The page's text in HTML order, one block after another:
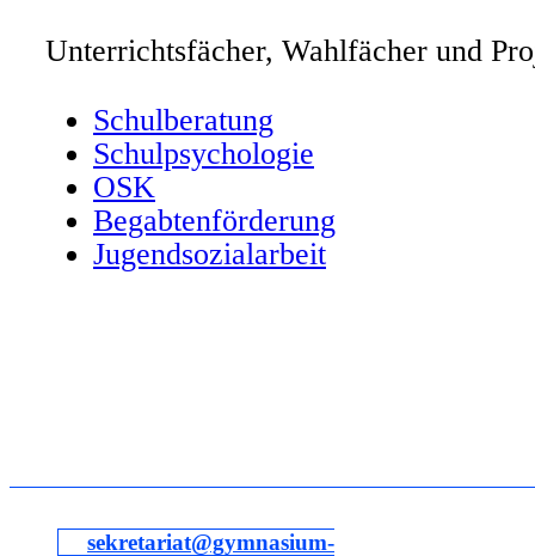
Unterrichtsfächer, Wahlfächer und
Schulberatung
Schulpsychologie
OSK
Begabtenförderung
Jugendsozialarbeit
sekretariat@gymnasium-